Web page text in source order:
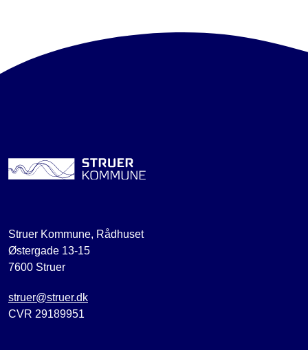
Struer Kommune, Rådhuset
Østergade 13-15
7600 Struer
struer@struer.dk
CVR 29189951